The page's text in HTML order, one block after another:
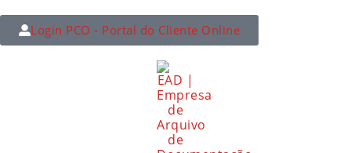
Login PCO - Portal do Cliente Online